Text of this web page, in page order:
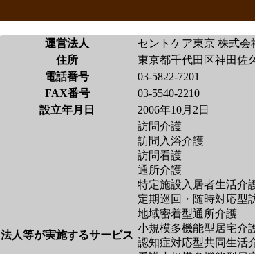
運営法人
セントケア東京 株式会
住所
東京都千代田区神田佐
電話番号
03-5822-7201
FAX番号
03-5540-2210
設立年月日
2006年10月2日
法人等が実施するサービス
訪問介護
訪問入浴介護
訪問看護
通所介護
特定施設入居者生活介
定期巡回・随時対応型
地域密着型通所介護
小規模多機能型居宅介
認知症対応型共同生活